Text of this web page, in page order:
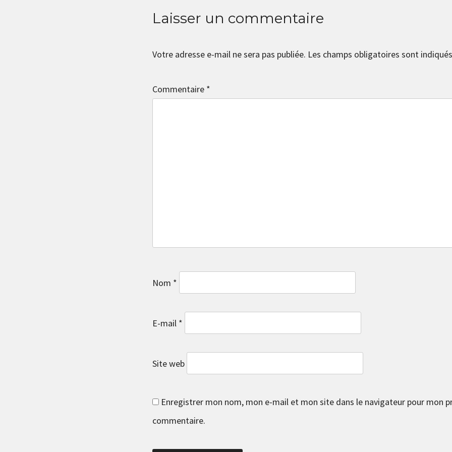
Laisser un commentaire
Votre adresse e-mail ne sera pas publiée. Les champs obligatoires sont
Commentaire *
Nom *
E-mail *
Site web
Enregistrer mon nom, mon e-mail et mon site dans le navigateur pour mon
commentaire.